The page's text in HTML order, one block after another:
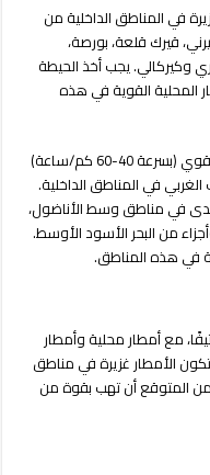
في المناطق الداخلية من
قيرك قلعة، بورصة،
وكيركالي. يجب أخذ الحيطة
المحلية القوية في هذه
رياح قوية: من المتوقع أن تهب الرياح بشكل قوي (بسرعة 40-60 كم/ساعة)
في المناطق الداخلية.
في مناطق وسط الأناضول،
من البحر الأسود الأوسط.
في هذه المناطق.
مع أمطار محلية وأمطار
الأمطار غزيرة في مناطق
من المتوقع أن تهب بقوة من